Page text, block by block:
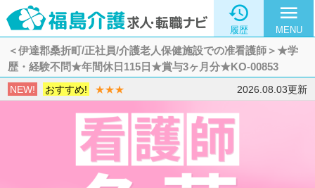

履歴
menu
MENU
＜伊達郡桑折町/正社員/介護老人保健施設での准看護師＞★学
歴・経験不問★年間休日115日★賞与3ヶ月分★KO-00853
NEW! おすすめ! ★★★ 2026.08.03更新